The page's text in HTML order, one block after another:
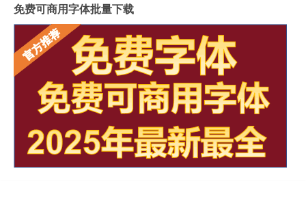
免费可商用字体批量下载